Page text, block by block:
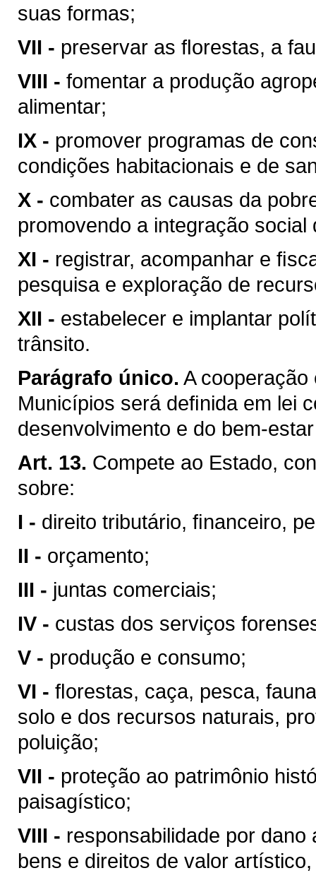
suas formas;
VII - preservar as ﬂorestas, a
VIII - fomentar a produção
alimentar;
IX - promover programas de
condições habitacionais e de
X - combater as causas da
promovendo a integração
XI - registrar, acompanhar e
pesquisa e exploração de
XII - estabelecer e implantar
trânsito.
Parágrafo único. A cooperação
Municípios será deﬁnida em lei
desenvolvimento e do bem-
Art. 13. Compete ao Estado,
sobre:
I - direito tributário, ﬁnanceiro,
II - orçamento;
III - juntas comerciais;
IV - custas dos serviços
V - produção e consumo;
VI - ﬂorestas, caça, pesca,
solo e dos recursos naturais,
poluição;
VII - proteção ao patrimônio
paisagístico;
VIII - responsabilidade por
bens e direitos de valor